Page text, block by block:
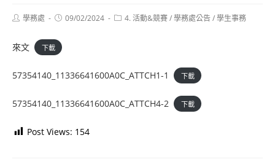
Post學務處
Post09/02/2024
Post4. 活動&競賽/學務處公告/學生事務
來文 下載
57354140_11336641600A0C_ATTCH1-1 下載
57354140_11336641600A0C_ATTCH4-2 下載
Post Views: 154